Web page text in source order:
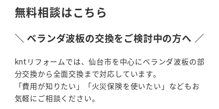
無料相談はこちら
＼ ベランダ波板の交換をご検討中の方へ ／
kntリフォームでは、仙台市を中心にベランダ波板の部
分交換から全面交換まで対応しています。
「費用が知りたい」「火災保険を使いたい」などもお
気軽にご相談ください。